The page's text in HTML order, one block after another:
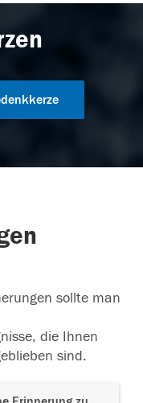
sollte man
die Ihnen
sind.